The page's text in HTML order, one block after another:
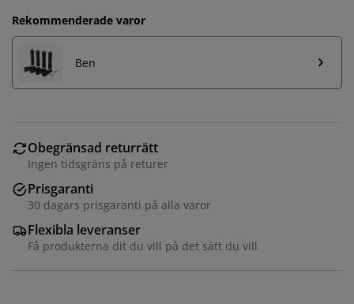
Rekommenderade varor
Ben
Obegränsad returrätt
Ingen tidsgräns på returer
Prisgaranti
30 dagars prisgaranti på alla varor
Flexibla leveranser
Få produkterna dit du vill på det sätt du vill